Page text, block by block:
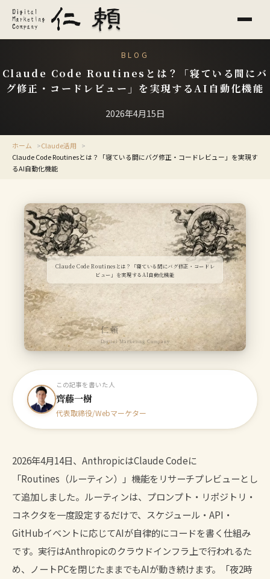
BLOG
Claude Code Routinesとは？「寝ている間にバ
グ修正・コードレビュー」を実現するAI自動化機能
2026年4月15日
ホーム
Claude活用
Claude Code Routinesとは？「寝ている間にバグ修正・コードレビュー」を実現す
るAI自動化機能
Claude Code Routinesとは？「寝ている間にバグ修正・コードレ
ビュー」を実現するAI自動化機能
仁頼
Digital Marketing Company
この記事を書いた人
齊藤一樹
代表取締役/Webマーケター
2026年4月14日、AnthropicはClaude Codeに
「Routines（ルーティン）」機能をリサーチプレビューとし
て追加しました。ルーティンは、プロンプト・リポジトリ・
コネクタを一度設定するだけで、スケジュール・API・
GitHubイベントに応じてAIが自律的にコードを書く仕組み
です。実行はAnthropicのクラウドインフラ上で行われるた
め、ノートPCを閉じたままでもAIが動き続けます。「夜2時